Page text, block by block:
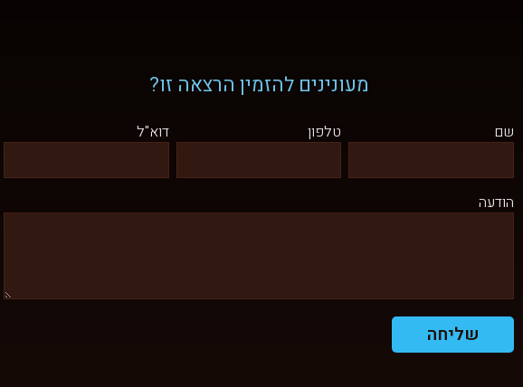
מעונינים להזמין הרצאה זו?
שם טלפון דוא"ל
הודעה
שליחה